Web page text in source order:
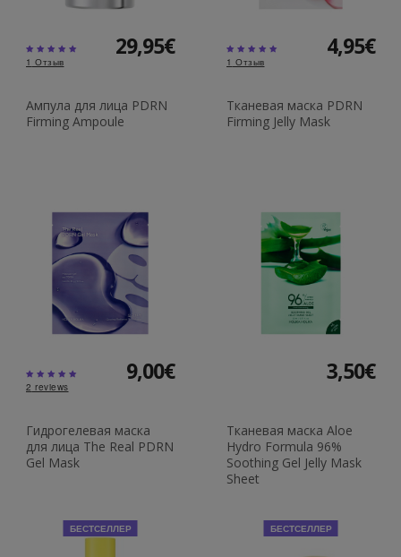
1 Отзыв
29,95€
Ампула для лица PDRN
Firming Ampoule
1 Отзыв
4,95€
Тканевая маска PDRN
Firming Jelly Mask
2 reviews
9,00€
Гидрогелевая маска
для лица The Real PDRN
Gel Mask
3,50€
Тканевая маска Aloe
Hydro Formula 96%
Soothing Gel Jelly Mask
Sheet
БЕСТСЕЛЛЕР БЕСТСЕЛЛЕР